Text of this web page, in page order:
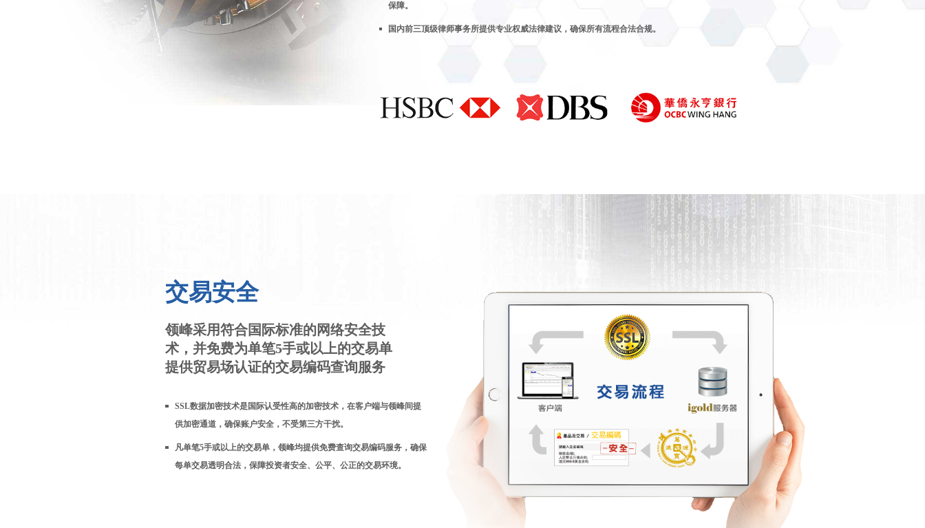
保障。
国内前三顶级律师事务所提供专业权威法律建议，确保所有流程合法合规。
交易安全
领峰采用符合国际标准的网络安全技
术，并免费为单笔5手或以上的交易单
提供贸易场认证的交易编码查询服务
SSL数据加密技术是国际认受性高的加密技术，在客户端与领峰间提
供加密通道，确保账户安全，不受第三方干扰。
凡单笔5手或以上的交易单，领峰均提供免费查询交易编码服务，确保
每单交易透明合法，保障投资者安全、公平、公正的交易环境。